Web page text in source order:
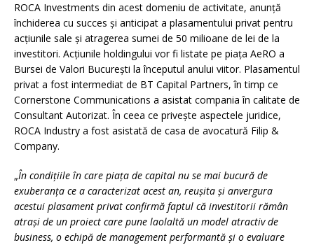
ROCA Investments din acest domeniu de activitate, anunță
închiderea cu succes și anticipat a plasamentului privat pentru
acțiunile sale și atragerea sumei de 50 milioane de lei de la
investitori. Acțiunile holdingului vor fi listate pe piața AeRO a
Bursei de Valori București la începutul anului viitor. Plasamentul
privat a fost intermediat de BT Capital Partners, în timp ce
Cornerstone Communications a asistat compania în calitate de
Consultant Autorizat. În ceea ce privește aspectele juridice,
ROCA Industry a fost asistată de casa de avocatură Filip &
Company.
„În condițiile în care piața de capital nu se mai bucură de
exuberanța ce a caracterizat acest an, reușita și anvergura
acestui plasament privat confirmă faptul că investitorii rămân
atrași de un proiect care pune laolaltă un model atractiv de
business, o echipă de management performantă și o evaluare